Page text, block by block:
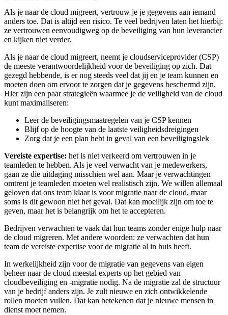
Als je naar de cloud migreert, vertrouw je je gegevens aan iemand
anders toe. Dat is altijd een risico. Te veel bedrijven laten het hierbij:
ze vertrouwen eenvoudigweg op de beveiliging van hun leverancier
en kijken niet verder.
Als je naar de cloud migreert, neemt je cloudserviceprovider (CSP)
de meeste verantwoordelijkheid voor de beveiliging op zich. Dat
gezegd hebbende, is er nog steeds veel dat jij en je team kunnen en
moeten doen om ervoor te zorgen dat je gegevens beschermd zijn.
Hier zijn een paar strategieën waarmee je de veiligheid van de cloud
kunt maximaliseren:
Leer de beveiligingsmaatregelen van je CSP kennen
Blijf op de hoogte van de laatste veiligheidsdreigingen
Zorg dat je een plan hebt in geval van een beveiligingslek
Vereiste expertise: het is niet verkeerd om vertrouwen in je
teamleden te hebben. Als je veel verwacht van je medewerkers,
gaan ze die uitdaging misschien wel aan. Maar je verwachtingen
omtrent je teamleden moeten wel realistisch zijn. We willen allemaal
geloven dat ons team klaar is voor migratie naar de cloud, maar
soms is dit gewoon niet het geval. Dat kan moeilijk zijn om toe te
geven, maar het is belangrijk om het te accepteren.
Bedrijven verwachten te vaak dat hun teams zonder enige hulp naar
de cloud migreren. Met andere woorden: ze verwachten dat hun
team de vereiste expertise voor de migratie al in huis heeft.
In werkelijkheid zijn voor de migratie van gegevens van eigen
beheer naar de cloud meestal experts op het gebied van
cloudbeveiliging en -migratie nodig. Na de migratie zal de structuur
van je bedrijf anders zijn. Je zult nieuwe en zich ontwikkelende
rollen moeten vullen. Dat kan betekenen dat je nieuwe mensen in
dienst moet nemen.